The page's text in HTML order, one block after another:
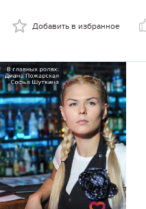
Добавить в избранное